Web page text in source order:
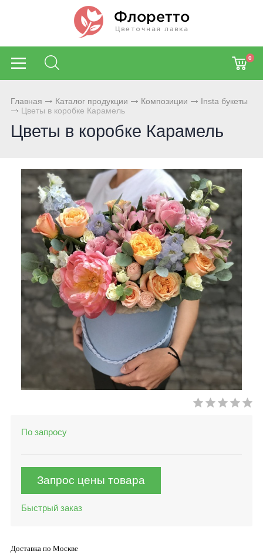
0
Главная Каталог продукции Композиции
Insta букеты
Цветы в коробке Карамель
Цветы в коробке Карамель
По запросу
Запрос цены товара
Быстрый заказ
Доставка по Москве